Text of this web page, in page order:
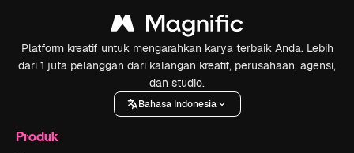
Platform kreatif untuk mengarahkan karya terbaik Anda. Lebih
dari 1 juta pelanggan dari kalangan kreatif, perusahaan, agensi,
dan studio.
Bahasa Indonesia
Produk